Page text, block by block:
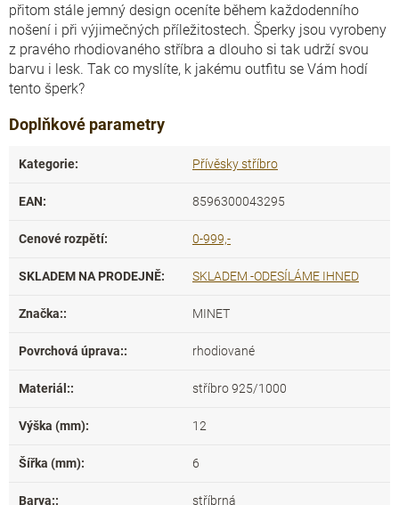
přitom stále jemný design oceníte během každodenního
nošení i při výjimečných příležitostech. Šperky jsou vyrobeny
z pravého rhodiovaného stříbra a dlouho si tak udrží svou
barvu i lesk. Tak co myslíte, k jakému outfitu se Vám hodí
tento šperk?
Doplňkové parametry
Kategorie: Přívěsky stříbro
EAN: 8596300043295
Cenové rozpětí: 0-999,-
SKLADEM NA PRODEJNĚ: SKLADEM -ODESÍLÁME IHNED
Značka:: MINET
Povrchová úprava:: rhodiované
Materiál:: stříbro 925/1000
Výška (mm): 12
Šířka (mm): 6
Barva:: stříbrná